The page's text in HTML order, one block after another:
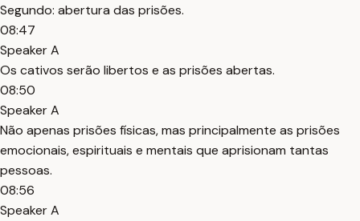
Segundo: abertura das prisões.
08:47
Speaker A
Os cativos serão libertos e as prisões abertas.
08:50
Speaker A
Não apenas prisões físicas, mas principalmente as prisões
emocionais, espirituais e mentais que aprisionam tantas
pessoas.
08:56
Speaker A